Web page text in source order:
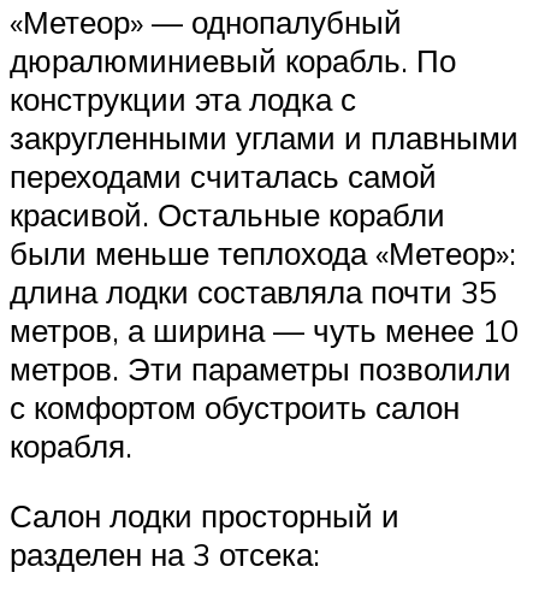
«Метеор» — однопалубный
дюралюминиевый корабль. По
конструкции эта лодка с
закругленными углами и плавными
переходами считалась самой
красивой. Остальные корабли
были меньше теплохода «Метеор»:
длина лодки составляла почти 35
метров, а ширина — чуть менее 10
метров. Эти параметры позволили
с комфортом обустроить салон
корабля.
Салон лодки просторный и
разделен на 3 отсека: